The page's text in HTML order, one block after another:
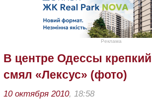
Реклама
В центре Одессы
смял «Лексус» (фото)
10 октября 2010, 18:58